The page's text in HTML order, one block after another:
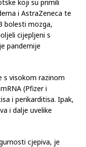
koji su primili
i AstraZeneca te
bolesti mozga,
cijepljeni s
pandemije
s visokom razinom
(Pfizer i
i perikarditisa. Ipak,
i dalje uvelike
cjepiva, je